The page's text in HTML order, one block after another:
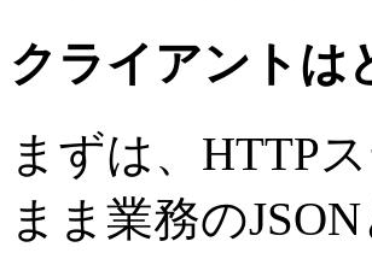
クライアントは
まずは、HTTP
まま業務の